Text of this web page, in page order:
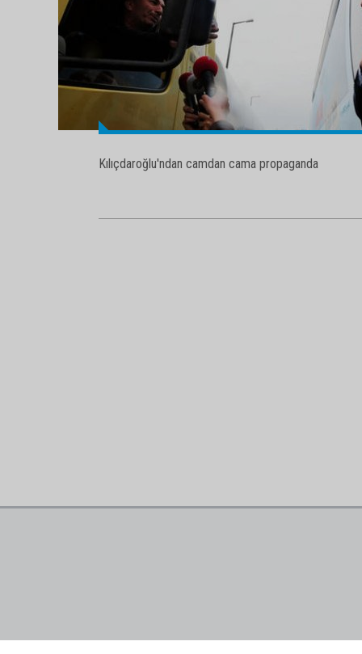
Kılıçdaroğlu'ndan camdan cama propaganda